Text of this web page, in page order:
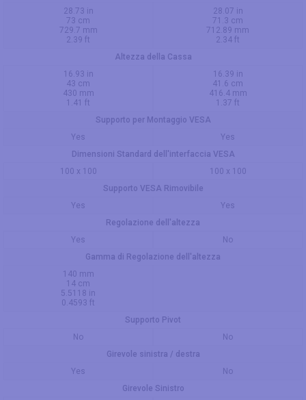
28.73 in
73 cm
729.7 mm
2.39 ft
28.07 in
71.3 cm
712.89 mm
2.34 ft
Altezza della Cassa
16.93 in
43 cm
430 mm
1.41 ft
16.39 in
41.6 cm
416.4 mm
1.37 ft
Supporto per Montaggio VESA
Yes
Yes
Dimensioni Standard dell'interfaccia VESA
100 x 100
100 x 100
Supporto VESA Rimovibile
Yes
Yes
Regolazione dell'altezza
Yes
No
Gamma di Regolazione dell'altezza
140 mm
14 cm
5.5118 in
0.4593 ft
Supporto Pivot
No
No
Girevole sinistra / destra
Yes
No
Girevole Sinistro